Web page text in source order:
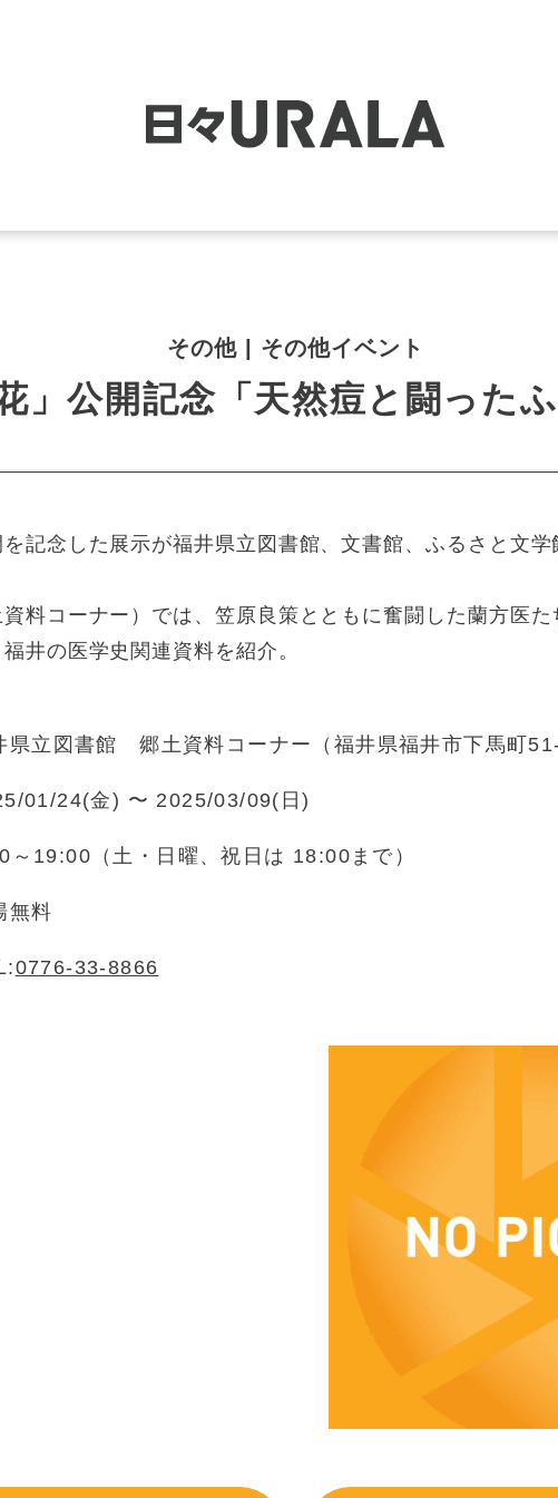
その他 | その他イベント
」公開記念「天然痘と闘ったふ
記念した展示が福井県立図書館、文書館、ふるさと文学
料コーナー）では、笠原良策とともに奮闘した蘭方医
井の医学史関連資料を紹介。
県立図書館 郷土資料コーナー（福井県福井市下馬町51-
01/24(金) 〜 2025/03/09(日)
～19:00（土・日曜、祝日は 18:00まで）
無料
0776-33-8866